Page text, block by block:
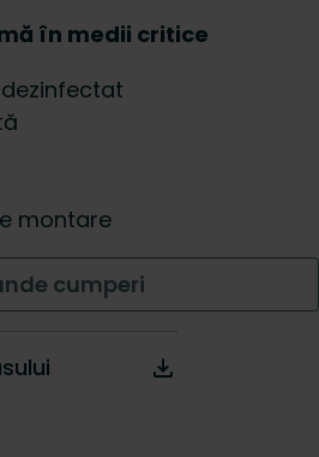
în medii critice
montare
cumperi